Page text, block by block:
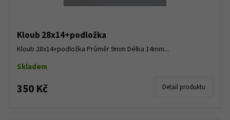
Kloub 28x14+podložka
Kloub 28x14+podložka Průměr 9mm Délka 14mm...
Skladem
350 Kč Detail produktu